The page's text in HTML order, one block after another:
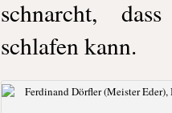
schnarcht,
schlafen kann.